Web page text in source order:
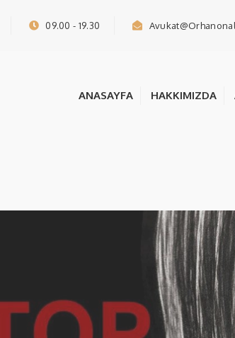
09.00 - 19.30
ANASAYFA HAKKIMIZDA